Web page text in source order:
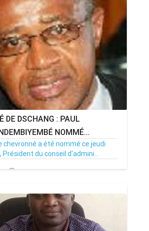
DE DSCHANG : PAUL
NOMMÉ...
chevronné a été nommé ce jeudi
Président du conseil d'admini...
Par MenouActu 1